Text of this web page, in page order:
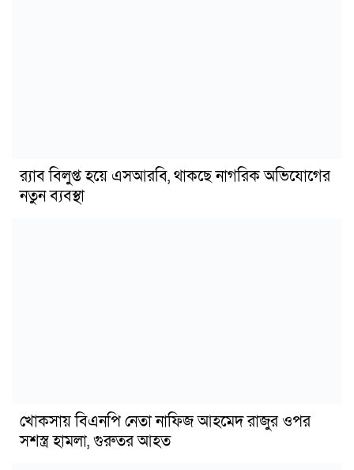
র‍্যাব বিলুপ্ত হয়ে এসআরবি, থাকছে নাগরিক অভিযোগের
নতুন ব্যবস্থা
খোকসায় বিএনপি নেতা নাফিজ আহমেদ রাজুর ওপর
সশস্ত্র হামলা, গুরুতর আহত